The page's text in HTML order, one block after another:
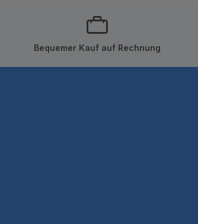
Bequemer Kauf auf Rechnung